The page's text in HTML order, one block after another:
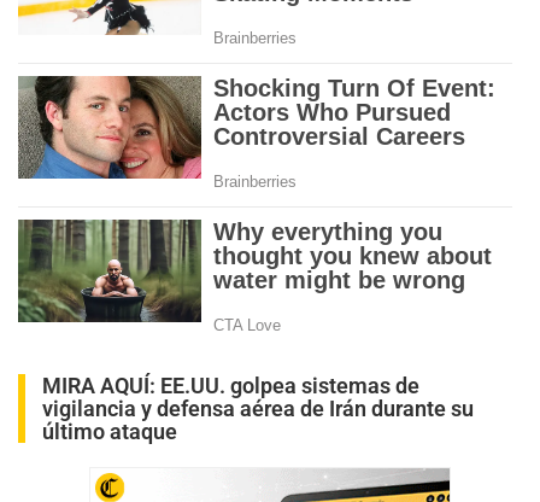
MIRA AQUÍ: EE.UU. golpea sistemas de
vigilancia y defensa aérea de Irán durante su
último ataque